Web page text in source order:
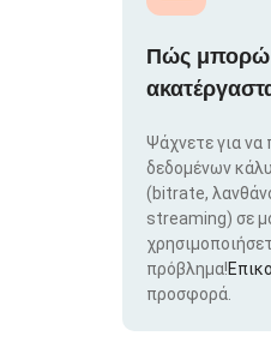
Πώς μπορώ
Ψάχνετε για να
δεδομένων
(bitrate,
streaming) σε
πρόβλημα!
προσφορά.